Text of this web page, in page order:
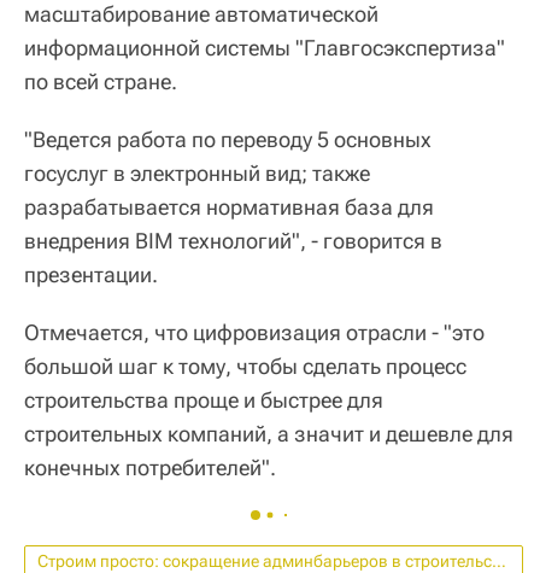
масштабирование автоматической
информационной системы "Главгосэкспертиза"
по всей стране.
"Ведется работа по переводу 5 основных
госуслуг в электронный вид; также
разрабатывается нормативная база для
внедрения BIM технологий", - говорится в
презентации.
Отмечается, что цифровизация отрасли - "это
большой шаг к тому, чтобы сделать процесс
строительства проще и быстрее для
строительных компаний, а значит и дешевле для
конечных потребителей".
Строим просто: сокращение админбарьеров в строительстве